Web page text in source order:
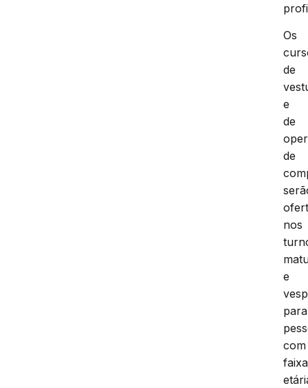
Os
de
e
de
de
nos
e
para
com
faixa